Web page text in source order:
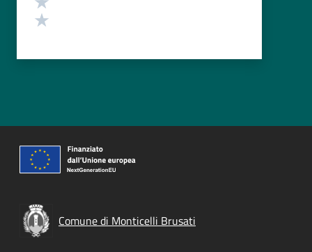
Comune di Monticelli Brusati